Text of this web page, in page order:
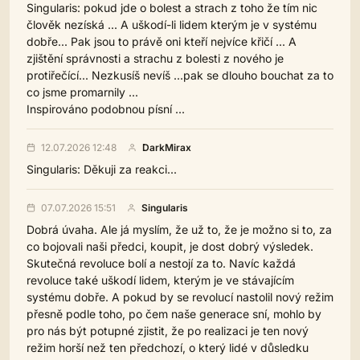
Singularis: pokud jde o bolest a strach z toho že tím nic
člověk nezíská ... A uškodí-li lidem kterým je v systému
dobře... Pak jsou to právě oni kteří nejvíce křičí ... A
zjištění správnosti a strachu z bolesti z nového je
protiřečící... Nezkusíš nevíš ...pak se dlouho bouchat za to
co jsme promarnily ...
Inspirováno podobnou písní ...
12.07.2026 12:48 DarkMirax
Singularis: Děkuji za reakci...
07.07.2026 15:51 Singularis
Dobrá úvaha. Ale já myslím, že už to, že je možno si to, za
co bojovali naši předci, koupit, je dost dobrý výsledek.
Skutečná revoluce bolí a nestojí za to. Navíc každá
revoluce také uškodí lidem, kterým je ve stávajícím
systému dobře. A pokud by se revolucí nastolil nový režim
přesně podle toho, po čem naše generace sní, mohlo by
pro nás být potupné zjistit, že po realizaci je ten nový
režim horší než ten předchozí, o který lidé v důsledku